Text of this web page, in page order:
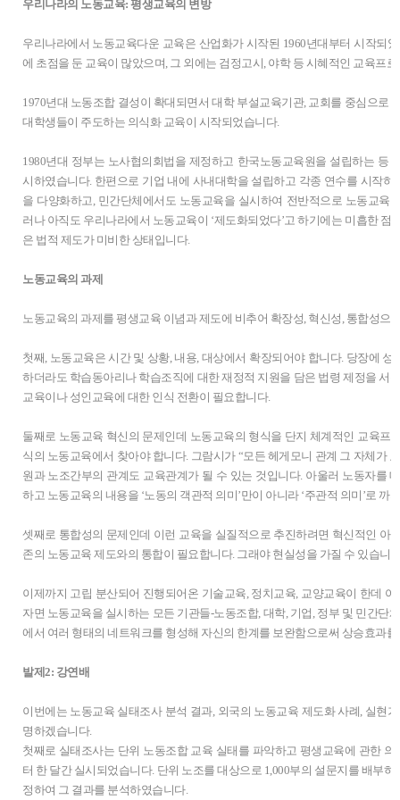
우리나라의 노동교육: 평생교육의 변방
우리나라에서 노동교육다운 교육은 산업화가 시작된 1960년대부터 시작되
에 초점을 둔 교육이 많았으며, 그 외에는 검정고시, 야학 등 시혜적인 교육프
1970년대 노동조합 결성이 확대되면서 대학 부설교육기관, 교회를 중심으로
대학생들이 주도하는 의식화 교육이 시작되었습니다.
1980년대 정부는 노사협의회법을 제정하고 한국노동교육원을 설립하는 등
시하였습니다. 한편으로 기업 내에 사내대학을 설립하고 각종 연수를 시작하
을 다양화하고, 민간단체에서도 노동교육을 실시하여 전반적으로 노동교육
러나 아직도 우리나라에서 노동교육이 ‘제도화되었다’고 하기에는 미흡한 점
은 법적 제도가 미비한 상태입니다.
노동교육의 과제
노동교육의 과제를 평생교육 이념과 제도에 비추어 확장성, 혁신성, 통합성으
첫째, 노동교육은 시간 및 상황, 내용, 대상에서 확장되어야 합니다. 당장에
하더라도 학습동아리나 학습조직에 대한 재정적 지원을 담은 법령 제정을 서
교육이나 성인교육에 대한 인식 전환이 필요합니다.
둘째로 노동교육 혁신의 문제인데 노동교육의 형식을 단지 체계적인 교육프
식의 노동교육에서 찾아야 합니다. 그람시가 “모든 헤게모니 관계 그 자체가
원과 노조간부의 관계도 교육관계가 될 수 있는 것입니다. 아울러 노동자를
하고 노동교육의 내용을 ‘노동의 객관적 의미’만이 아니라 ‘주관적 의미’로 까
셋째로 통합성의 문제인데 이런 교육을 실질적으로 추진하려면 혁신적인 아
존의 노동교육 제도와의 통합이 필요합니다. 그래야 현실성을 가질 수 있습니
이제까지 고립 분산되어 진행되어온 기술교육, 정치교육, 교양교육이 한데
자면 노동교육을 실시하는 모든 기관들-노동조합, 대학, 기업, 정부 및 민간단
에서 여러 형태의 네트워크를 형성해 자신의 한계를 보완함으로써 상승효과
발제2: 강연배
이번에는 노동교육 실태조사 분석 결과, 외국의 노동교육 제도화 사례, 실현
명하겠습니다.
첫째로 실태조사는 단위 노동조합 교육 실태를 파악하고 평생교육에 관한
터 한 달간 실시되었습니다. 단위 노조를 대상으로 1,000부의 설문지를 배부
정하여 그 결과를 분석하였습니다.